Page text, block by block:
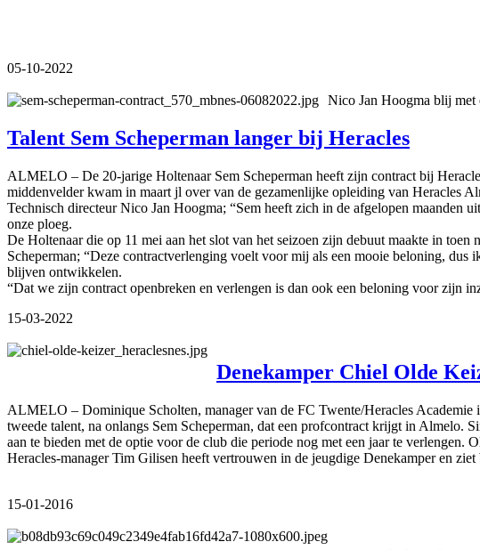
05-10-2022
Nico Jan Hoogma blij met
Talent Sem Scheperman langer bij Heracles
ALMELO – De 20-jarige Holtenaar Sem Scheperman heeft zijn contract bij
middenvelder kwam in maart jl over van de gezamenlijke opleiding van Heracles
Technisch directeur Nico Jan Hoogma; “Sem heeft zich in de afgelopen
onze ploeg.
De Holtenaar die op 11 mei aan het slot van het seizoen zijn debuut maakte in
Scheperman; “Deze contractverlenging voelt voor mij als een mooie beloning,
blijven ontwikkelen.
“Dat we zijn contract openbreken en verlengen is dan ook een beloning voor zijn
15-03-2022
Denekamper Chiel Olde
ALMELO – Dominique Scholten, manager van de FC Twente/Heracles
tweede talent, na onlangs Sem Scheperman, dat een profcontract krijgt in Almelo.
aan te bieden met de optie voor de club die periode nog met een jaar te
Heracles-manager Tim Gilisen heeft vertrouwen in de jeugdige Denekamper en
15-01-2016